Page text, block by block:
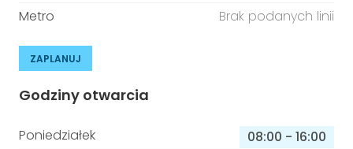
Metro
Brak podanych linii
ZAPLANUJ
Godziny otwarcia
Poniedziałek 08:00 - 16:00